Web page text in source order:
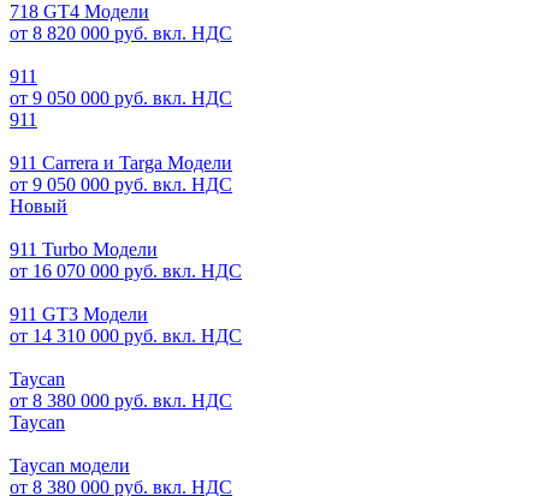
718 GT4 Модели
от 8 820 000 руб. вкл. НДС
911
от 9 050 000 руб. вкл. НДС
911
911 Carrera и Targa Модели
от 9 050 000 руб. вкл. НДС
Новый
911 Turbo Модели
от 16 070 000 руб. вкл. НДС
911 GT3 Модели
от 14 310 000 руб. вкл. НДС
Taycan
от 8 380 000 руб. вкл. НДС
Taycan
Taycan модели
от 8 380 000 руб. вкл. НДС